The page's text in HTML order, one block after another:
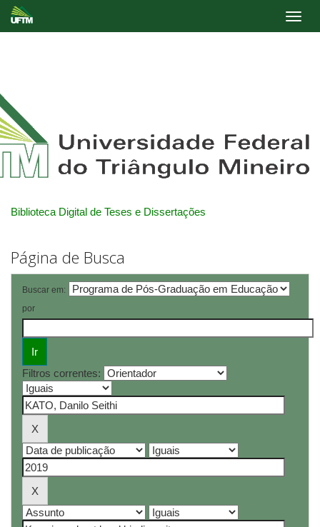
Biblioteca Digital de Teses e Dissertações
Página de Busca
Buscar em:
por
Filtros correntes: